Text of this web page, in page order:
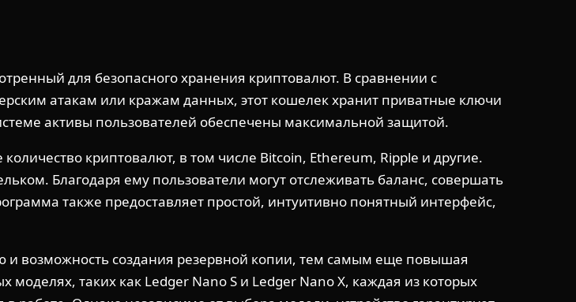
для безопасного хранения криптовалют. В сравнении с
атакам или кражам данных, этот кошелек хранит приватные ключи
активы пользователей обеспечены максимальной защитой.
криптовалют, в том числе Bitcoin, Ethereum, Ripple и другие.
Благодаря ему пользователи могут отслеживать баланс, совершать
также предоставляет простой, интуитивно понятный интерфейс,
и возможность создания резервной копии, тем самым еще повышая
таких как Ledger Nano S и Ledger Nano X, каждая из которых